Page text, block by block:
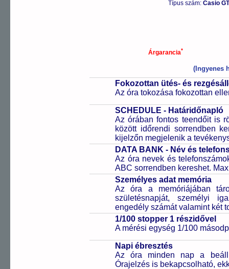
Típus szám: Casio
Árgarancia*
(Ingyenes
Fokozottan ütés- és
Az óra tokozása fokozottan
SCHEDULE - Határidőnapló
Az órában fontos teendőit is
között időrendi sorrendben
kijelzőn megjelenik a
DATA BANK - Név és
Az óra nevek és
ABC sorrendben kereshet.
Személyes adat memória
Az óra a memóriájában
születésnapját, személyi
engedély számát valamint két
1/100 stopper 1 részidővel
A mérési egység 1/100
Napi ébresztés
Az óra minden nap a
Órajelzés is bekapcsolható,